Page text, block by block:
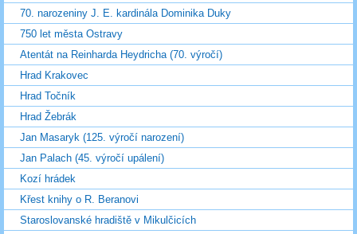
70. narozeniny J. E. kardinála Dominika Duky
750 let města Ostravy
Atentát na Reinharda Heydricha (70. výročí)
Hrad Krakovec
Hrad Točník
Hrad Žebrák
Jan Masaryk (125. výročí narození)
Jan Palach (45. výročí upálení)
Kozí hrádek
Křest knihy o R. Beranovi
Staroslovanské hradiště v Mikulčicích